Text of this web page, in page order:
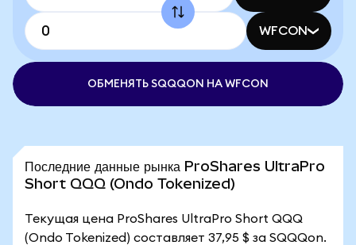
WFCON
ОБМЕНЯТЬ SQQQON НА WFCON
Последние данные рынка ProShares UltraPro
Short QQQ (Ondo Tokenized)
Текущая цена ProShares UltraPro Short QQQ
(Ondo Tokenized) составляет 37,95 $ за SQQQon.